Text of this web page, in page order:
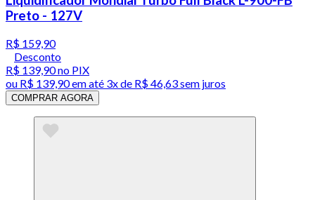
Preto - 127V
R$ 159,90
Desconto
R$ 139,90no PIX
ou R$ 139,90em até 3x de R$ 46,63 sem juros
COMPRAR AGORA